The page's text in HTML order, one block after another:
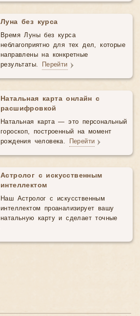
Луна без курса
Время Луны без курса
неблагоприятно для тех дел, которые
направлены на конкретные
результаты. Перейти
Натальная карта онлайн с
расшифровкой
Натальная карта — это персональный
гороскоп, построенный на момент
рождения человека. Перейти
Астролог с искусственным
интеллектом
Наш Астролог с искусственным
интеллектом проанализирует вашу
натальную карту и сделает точные